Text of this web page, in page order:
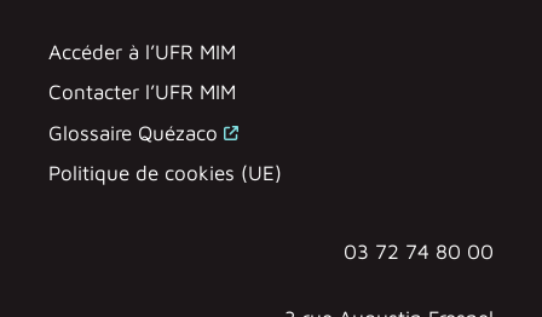
Accéder à l’UFR MIM
Contacter l’UFR MIM
Glossaire Quézaco
Politique de cookies (UE)
03 72 74 80 00